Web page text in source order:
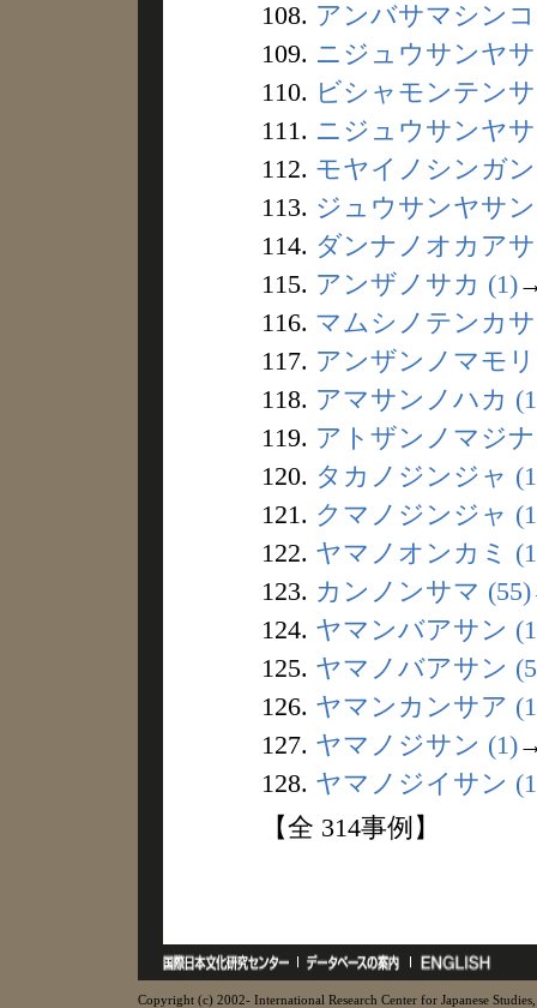
108. アンバサマシン
109. ニジュウサンヤ
110. ビシャモンテン
111. ニジュウサンヤ
112. モヤイノシンガ
113. ジュウサンヤサ
114. ダンナノオカア
115. アンザノサカ (1)
116. マムシノテンカ
117. アンザンノマモ
118. アマサンノハカ
119. アトザンノマジ
120. タカノジンジャ
121. クマノジンジャ
122. ヤマノオンカミ
123. カンノンサマ (55)
124. ヤマンバアサン
125. ヤマノバアサン
126. ヤマンカンサア
127. ヤマノジサン (1)
128. ヤマノジイサン
【全 314事例】
Copyright (c) 2002- International Research Center for Japanese